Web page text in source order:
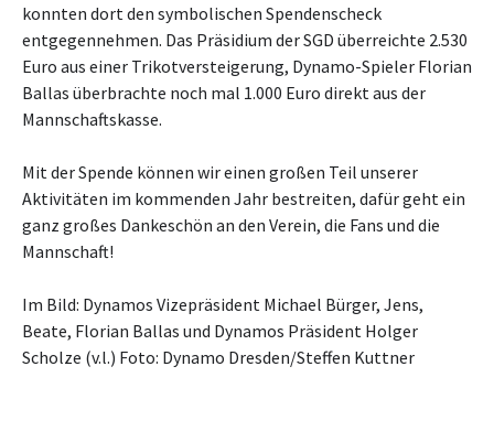
konnten dort den symbolischen Spendenscheck
entgegennehmen. Das Präsidium der SGD überreichte 2.530
Euro aus einer Trikotversteigerung, Dynamo-Spieler Florian
Ballas überbrachte noch mal 1.000 Euro direkt aus der
Mannschaftskasse.
Mit der Spende können wir einen großen Teil unserer
Aktivitäten im kommenden Jahr bestreiten, dafür geht ein
ganz großes Dankeschön an den Verein, die Fans und die
Mannschaft!
Im Bild: Dynamos Vizepräsident Michael Bürger, Jens,
Beate, Florian Ballas und Dynamos Präsident Holger
Scholze (v.l.) Foto: Dynamo Dresden/Steffen Kuttner